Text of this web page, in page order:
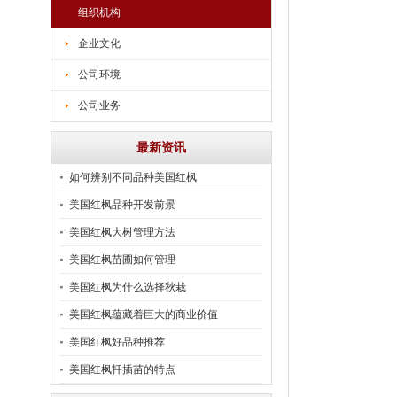
组织机构
企业文化
公司环境
公司业务
最新资讯
如何辨别不同品种美国红枫
美国红枫品种开发前景
美国红枫大树管理方法
美国红枫苗圃如何管理
美国红枫为什么选择秋栽
美国红枫蕴藏着巨大的商业价值
美国红枫好品种推荐
美国红枫扦插苗的特点